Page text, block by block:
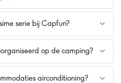
serie bij Capfun?
op de camping?
airconditioning?